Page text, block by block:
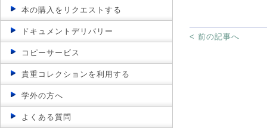
本の購入をリクエストする
ドキュメントデリバリー
コピーサービス
貴重コレクションを利用する
学外の方へ
よくある質問
< 前の記事へ